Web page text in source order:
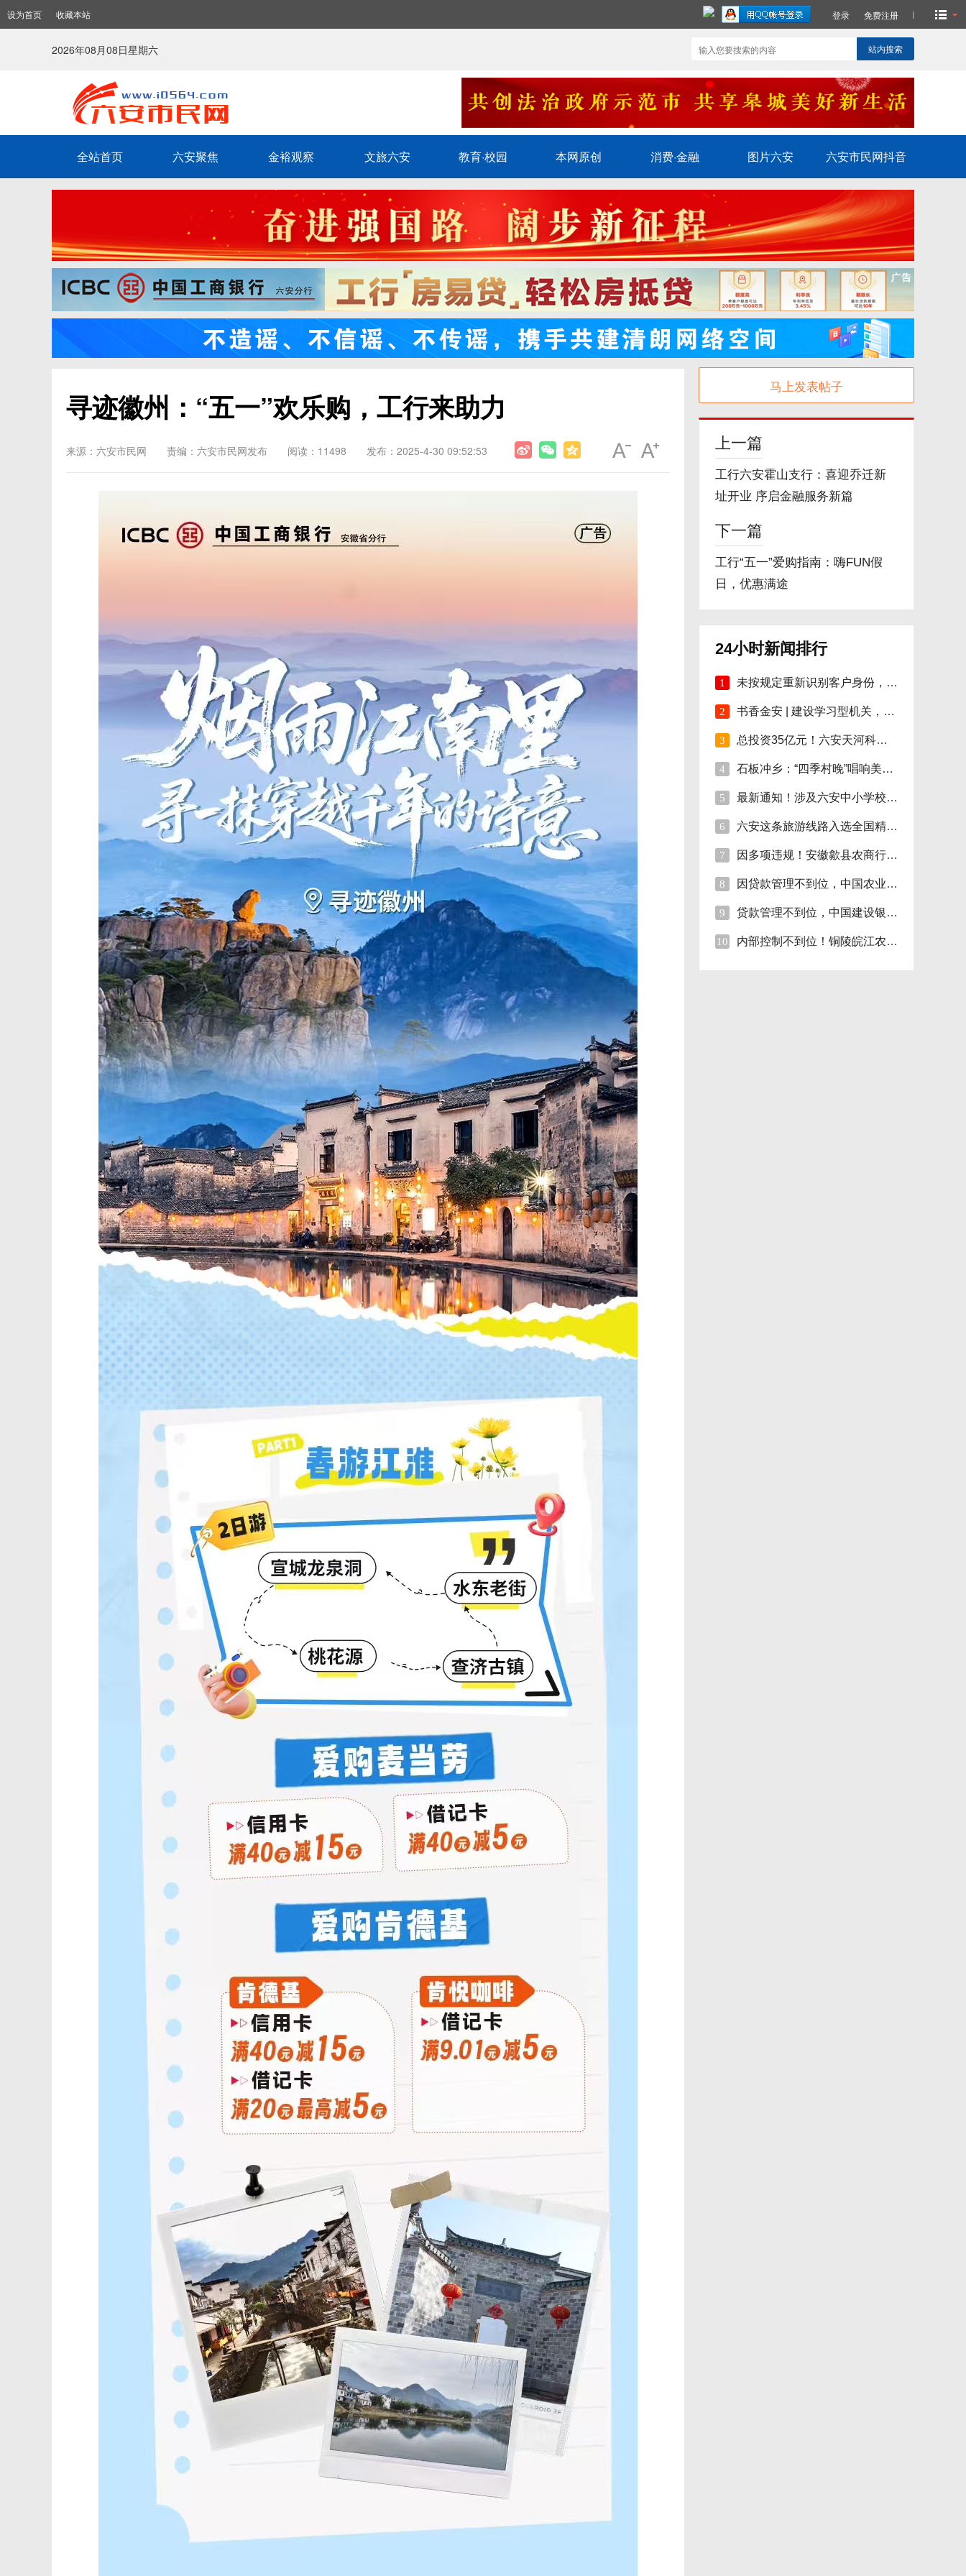
设为首页 收藏本站 登录 免费注册
2026年08月08日星期六 站内搜索
全站首页 六安聚焦 金裕观察 文旅六安 教育·校园 本网原创 消费·金融 图片六安 六安市民网抖音
寻迹徽州：“五一”欢乐购，工行来助力
来源：六安市民网 责编：六安市民网发布 阅读：11498 发布：2025-4-30 09:52:53
马上发表帖子
上一篇
工行六安霍山支行：喜迎乔迁新
址开业 序启金融服务新篇
下一篇
工行“五一”爱购指南：嗨FUN假
日，优惠满途
24小时新闻排行
1 未按规定重新识别客户身份，安徽明光农商行
2 书香金安 | 建设学习型机关，孙岗这样做！
3 总投资35亿元！六安天河科技学院项目开工！
4 石板冲乡：“四季村晚”唱响美好新生活
5 最新通知！涉及六安中小学校伙食费
6 六安这条旅游线路入选全国精品!
7 因多项违规！安徽歙县农商行合计被罚110万
8 因贷款管理不到位，中国农业银行砀山支行被
9 贷款管理不到位，中国建设银行股份砀山支行
10 内部控制不到位！铜陵皖江农村商行被罚35万